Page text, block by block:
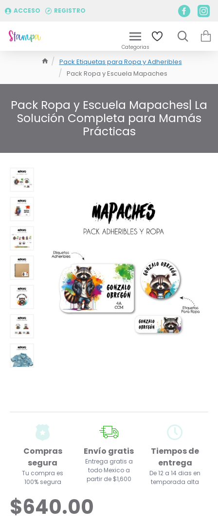
ACCESO REGISTRO
Pack Etiquetas para Ropa y Adheribles
Pack Ropa y Escuela Mapaches
Pack Ropa y Escuela Mapaches| La
Solución Completa para Mamás
Prácticas
Compras
segura
Tu compra es
100% segura
Envío gratis
Entrega gratis a
todo Mexico a
partir de $1,600
Tiempos de
entrega
De 12 a 14 dias en
temporada alta
$640.00